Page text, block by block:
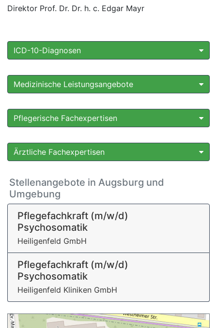
Direktor Prof. Dr. Dr. h. c. Edgar Mayr
ICD-10-Diagnosen
Medizinische Leistungsangebote
Pflegerische Fachexpertisen
Ärztliche Fachexpertisen
Stellenangebote in Augsburg und
Umgebung
Pflegefachkraft (m/w/d)
Psychosomatik
Heiligenfeld GmbH
Pflegefachkraft (m/w/d)
Psychosomatik
Heiligenfeld Kliniken GmbH